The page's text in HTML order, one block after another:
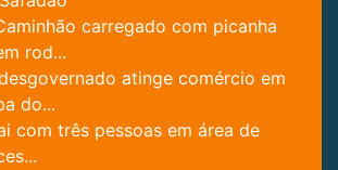
carregado com picanha
rod...
atinge comércio em
do...
com três pessoas em área de